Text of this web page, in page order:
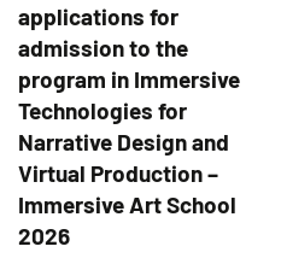
applications for
admission to the
program in Immersive
Technologies for
Narrative Design and
Virtual Production –
Immersive Art School
2026